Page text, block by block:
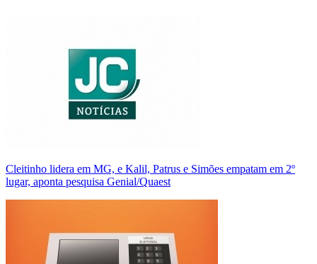
Cleitinho lidera em MG, e Kalil, Patrus e Simões empatam em 2º
lugar, aponta pesquisa Genial/Quaest